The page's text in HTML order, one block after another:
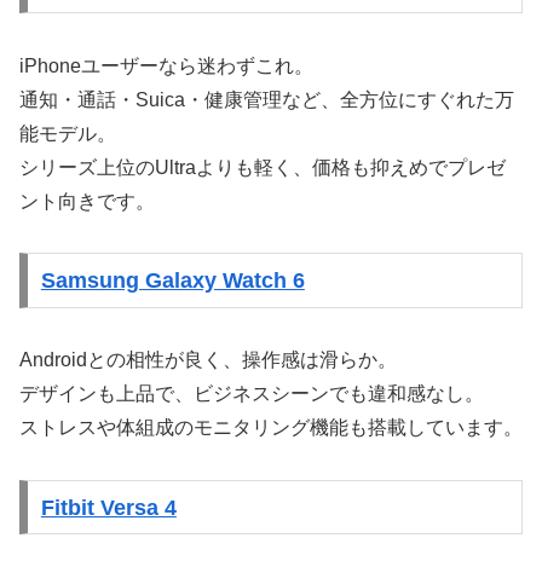
iPhoneユーザーなら迷わずこれ。
通知・通話・Suica・健康管理など、全方位にすぐれた万
能モデル。
シリーズ上位のUltraよりも軽く、価格も抑えめでプレゼ
ント向きです。
Samsung Galaxy Watch 6
Androidとの相性が良く、操作感は滑らか。
デザインも上品で、ビジネスシーンでも違和感なし。
ストレスや体組成のモニタリング機能も搭載しています。
Fitbit Versa 4